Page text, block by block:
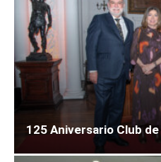
125 Aniversario Club